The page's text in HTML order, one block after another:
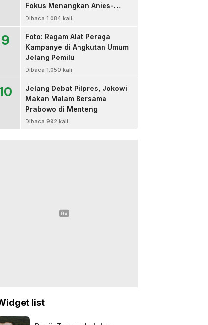
Fokus Menangkan Anies-
Muhaimin
Dibaca 1.084 kali
9
Foto: Ragam Alat Peraga
Kampanye di Angkutan Umum
Jelang Pemilu
Dibaca 1.050 kali
Jelang Debat Pilpres, Jokowi
Makan Malam Bersama
Prabowo di Menteng
Dibaca 992 kali
list